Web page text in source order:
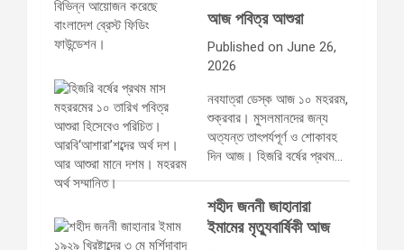
আজ পবিত্র আশুরা
Published on June 26,
2026
নবযাত্রা ডেস্ক আজ ১০ মহররম,
শুক্রবার। মুসলমানদের জন্য
অত্যন্ত তাৎপর্যপূর্ণ ও শোকাবহ
দিন আজ। হিজরি বর্ষের প্রথম…
শহীদ জননী জাহানারা
ইমামের মৃত্যুবার্ষিকী আজ